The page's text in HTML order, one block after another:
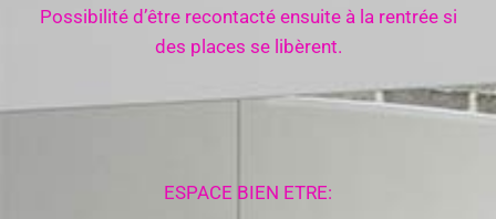
Possibilité d’être recontacté ensuite à la rentrée si
des places se libèrent.
ESPACE BIEN ETRE: